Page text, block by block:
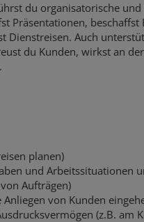
du organisatorische
Präsentationen,
Dienstreisen. Auch
du Kunden, wirkst an
planen)
und Arbeitssituationen
Aufträgen)
von Kunden
(z.B. am